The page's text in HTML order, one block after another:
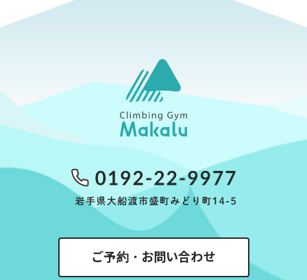
ご予約・お問い合わせ